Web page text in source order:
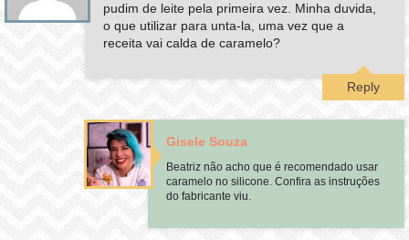
pudim de leite pela primeira vez. Minha duvida,
o que utilizar para unta-la, uma vez que a
receita vai calda de caramelo?
Reply
Gisele Souza
Beatriz não acho que é recomendado usar
caramelo no silicone. Confira as instruções
do fabricante viu.